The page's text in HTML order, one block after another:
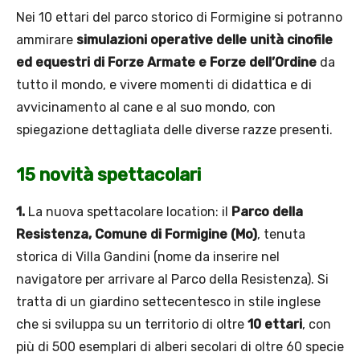
Nei 10 ettari del parco storico di Formigine si potranno
ammirare simulazioni operative delle unità cinofile
ed equestri di Forze Armate e Forze dell’Ordine da
tutto il mondo, e vivere momenti di didattica e di
avvicinamento al cane e al suo mondo, con
spiegazione dettagliata delle diverse razze presenti.
15 novità spettacolari
1. La nuova spettacolare location: il Parco della
Resistenza, Comune di Formigine (Mo), tenuta
storica di Villa Gandini (nome da inserire nel
navigatore per arrivare al Parco della Resistenza). Si
tratta di un giardino settecentesco in stile inglese
che si sviluppa su un territorio di oltre 10 ettari, con
più di 500 esemplari di alberi secolari di oltre 60 specie